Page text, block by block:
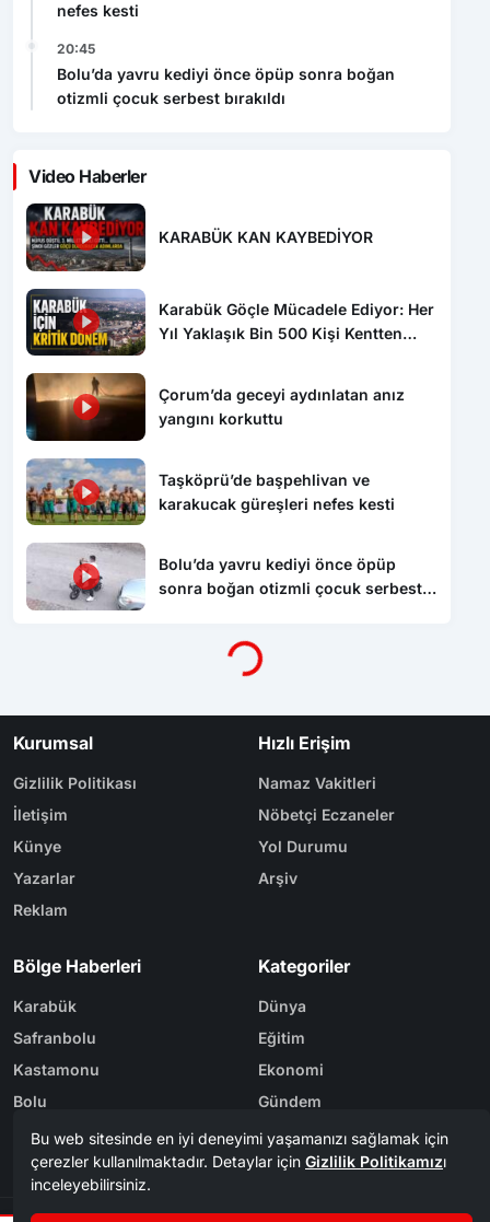
nefes kesti
20:45
Bolu’da yavru kediyi önce öpüp sonra boğan
otizmli çocuk serbest bırakıldı
Video Haberler
KARABÜK KAN KAYBEDİYOR
Karabük Göçle Mücadele Ediyor: Her
Yıl Yaklaşık Bin 500 Kişi Kentten
Çorum’da geceyi aydınlatan anız
yangını korkuttu
Taşköprü’de başpehlivan ve
karakucak güreşleri nefes kesti
Bolu’da yavru kediyi önce öpüp
sonra boğan otizmli çocuk serbest
Yükleniyor...
Kurumsal
Gizlilik Politikası
İletişim
Künye
Yazarlar
Reklam
Hızlı Erişim
Namaz Vakitleri
Nöbetçi Eczaneler
Yol Durumu
Arşiv
Bölge Haberleri
Karabük
Safranbolu
Kastamonu
Bolu
Zonguldak
Kategoriler
Dünya
Eğitim
Ekonomi
Gündem
Spor